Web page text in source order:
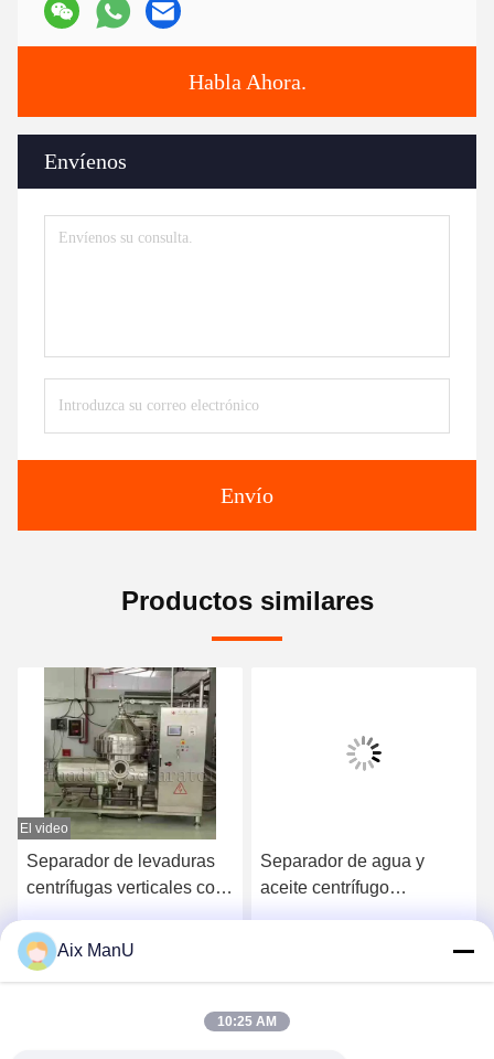
Habla Ahora.
Envíenos
Envío
Productos similares
El video
Separador de levaduras
centrífugas verticales con
Centrífuga de residuos de
aceite
Separador de agua y
aceite centrífugo
Aix ManU
10:25 AM